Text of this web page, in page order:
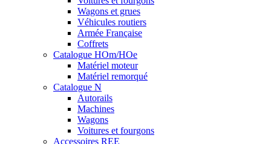
Wagons et grues
Véhicules routiers
Armée Française
Coffrets
Catalogue HOm/HOe
Matériel moteur
Matériel remorqué
Catalogue N
Autorails
Machines
Wagons
Voitures et fourgons
Accessoires REE